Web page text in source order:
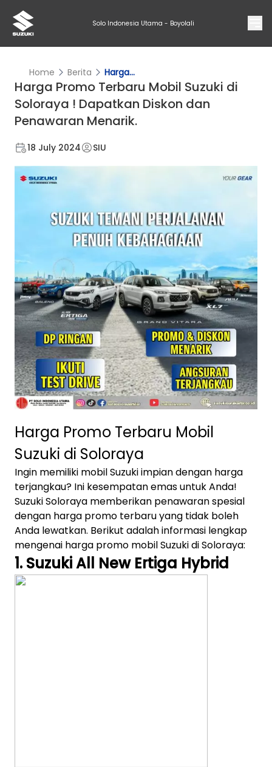
Solo Indonesia Utama - Boyolali
Home Berita Harga...
Harga Promo Terbaru Mobil Suzuki di
Soloraya ! Dapatkan Diskon dan
Penawaran Menarik.
18 July 2024 SIU
Harga Promo Terbaru Mobil
Suzuki di Soloraya
Ingin memiliki mobil Suzuki impian dengan harga
terjangkau? Ini kesempatan emas untuk Anda!
Suzuki Soloraya memberikan penawaran spesial
dengan harga promo terbaru yang tidak boleh
Anda lewatkan. Berikut adalah informasi lengkap
mengenai harga promo mobil Suzuki di Soloraya:
1. Suzuki All New Ertiga Hybrid